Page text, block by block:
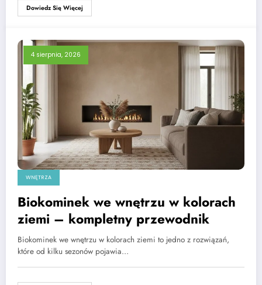
Dowiedz Się Więcej
4 sierpnia, 2026
WNĘTRZA
Biokominek we wnętrzu w kolorach
ziemi – kompletny przewodnik
Biokominek we wnętrzu w kolorach ziemi to jedno z rozwiązań,
które od kilku sezonów pojawia…